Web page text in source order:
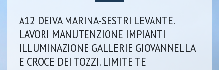
A12 DEIVA MARINA-SESTRI LEVANTE.
LAVORI MANUTENZIONE IMPIANTI
ILLUMINAZIONE GALLERIE GIOVANNELLA
E CROCE DEI TOZZI. LIMITE TE